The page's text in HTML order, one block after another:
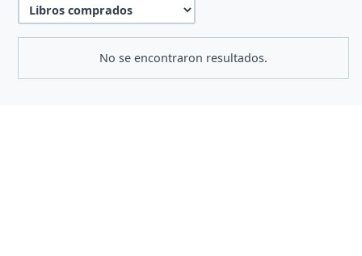
No se encontraron resultados.